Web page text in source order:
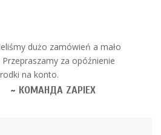
dużo zamówień a mało
za opóźnienie
na konto.
~ КОМАНДА ZAPIEX